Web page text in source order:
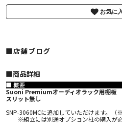
お気に
■店舗ブログ
■︎商品詳細
■ 概要
Suoni Premiumオーディオラック用棚板
スリット無し
SNP-3060MCに追加していただけます。（※
※組立には別途オプション柱の購入が必